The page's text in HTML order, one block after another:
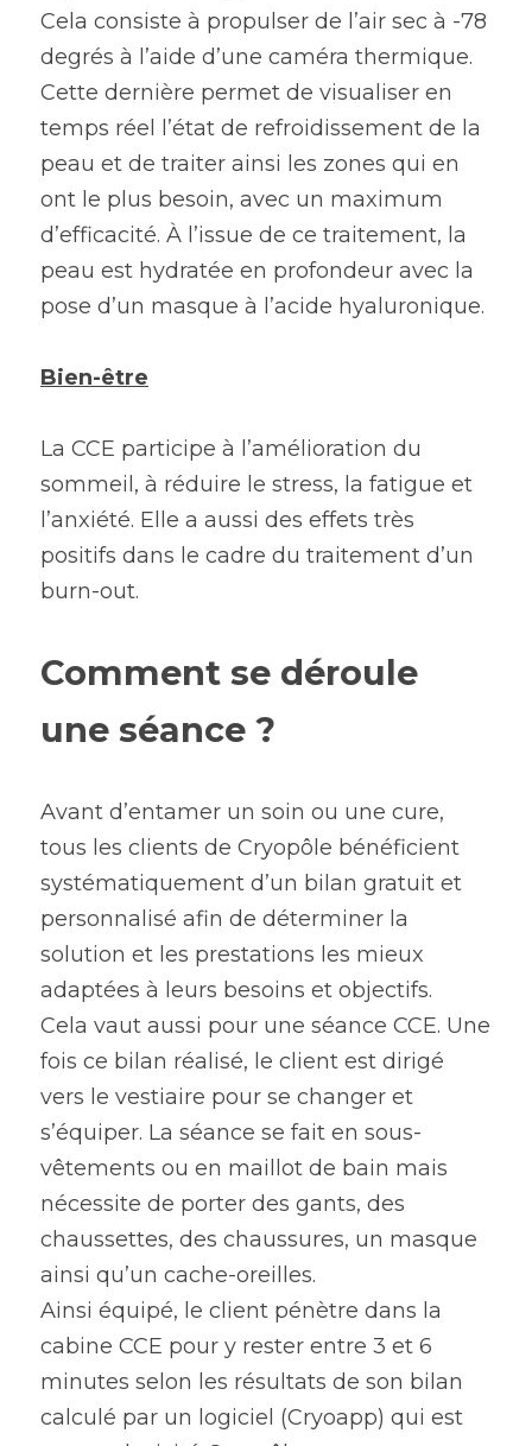
Cela consiste à propulser de l’air sec à -78
degrés à l’aide d’une caméra thermique.
Cette dernière permet de visualiser en
temps réel l’état de refroidissement de la
peau et de traiter ainsi les zones qui en
ont le plus besoin, avec un maximum
d’efficacité. À l’issue de ce traitement, la
peau est hydratée en profondeur avec la
pose d’un masque à l’acide hyaluronique.
Bien-être
La CCE participe à l’amélioration du
sommeil, à réduire le stress, la fatigue et
l’anxiété. Elle a aussi des effets très
positifs dans le cadre du traitement d’un
burn-out.
Comment se déroule
une séance ?
Avant d’entamer un soin ou une cure,
tous les clients de Cryopôle bénéficient
systématiquement d’un bilan gratuit et
personnalisé afin de déterminer la
solution et les prestations les mieux
adaptées à leurs besoins et objectifs.
Cela vaut aussi pour une séance CCE. Une
fois ce bilan réalisé, le client est dirigé
vers le vestiaire pour se changer et
s’équiper. La séance se fait en sous-
vêtements ou en maillot de bain mais
nécessite de porter des gants, des
chaussettes, des chaussures, un masque
ainsi qu’un cache-oreilles.
Ainsi équipé, le client pénètre dans la
cabine CCE pour y rester entre 3 et 6
minutes selon les résultats de son bilan
calculé par un logiciel (Cryoapp) qui est